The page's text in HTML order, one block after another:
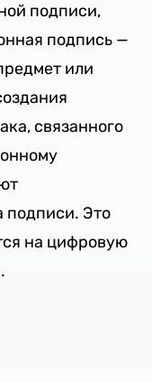
подписи,
подпись —
или
связанного
подписи. Это
на цифровую